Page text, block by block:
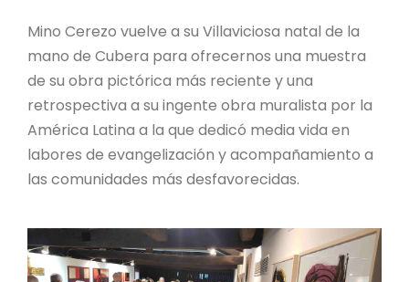
Mino Cerezo vuelve a su Villaviciosa natal de la
mano de Cubera para ofrecernos una muestra
de su obra pictórica más reciente y una
retrospectiva a su ingente obra muralista por la
América Latina a la que dedicó media vida en
labores de evangelización y acompañamiento a
las comunidades más desfavorecidas.